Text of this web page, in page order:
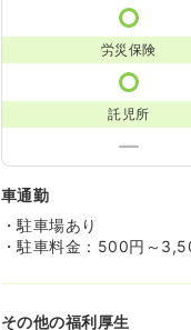
労災保険
託児所
車通勤
・駐車場あり
・駐車料金：500円～
その他の福利厚生